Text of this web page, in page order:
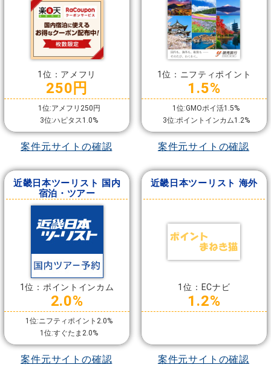
1位：アメフリ
250円
1位:アメフリ250円
3位:ハピタス1.0%
案件元サイトの確認
1位：ニフティポイント
1.5%
1位:GMOポイ活1.5%
3位:ポイントインカム1.2%
案件元サイトの確認
近畿日本ツーリスト 国内
宿泊・ツアー
1位：ポイントインカム
2.0%
1位:ニフティポイント2.0%
1位:すぐたま2.0%
案件元サイトの確認
近畿日本ツーリスト 海外
1位：ECナビ
1.2%
案件元サイトの確認